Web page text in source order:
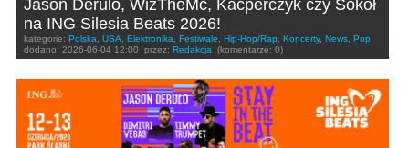
Jason Derulo, WizTheMc, Kacperczyk czy Sokół
na ING Silesia Beats 2026!
kategorie: Polska, USA, Elektronika, Festiwale, Hip-Hop/Rap, Koncerty, News, Pop
dodano: 2026-06-04 12:00 przez: Redakcja (komentarze: 0)